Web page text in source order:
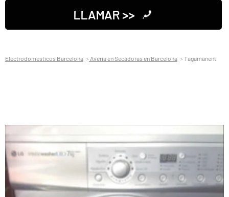
LLAMAR >>
Electrodomesticos Barcelona Averia en Secadoras en Barcelona Tagamanent